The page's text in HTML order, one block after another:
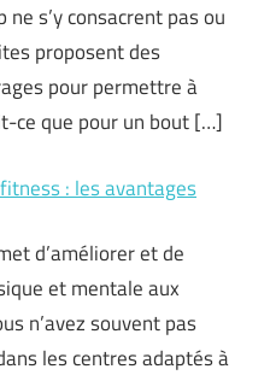
s’y consacrent pas ou
proposent des
pour permettre à
ce que pour un bout […]
: les avantages
d’améliorer et de
et mentale aux
n’avez souvent pas
les centres adaptés à